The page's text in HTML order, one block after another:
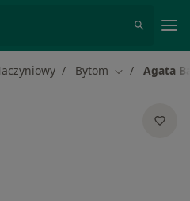
Bytom Zmień miasto
Agata